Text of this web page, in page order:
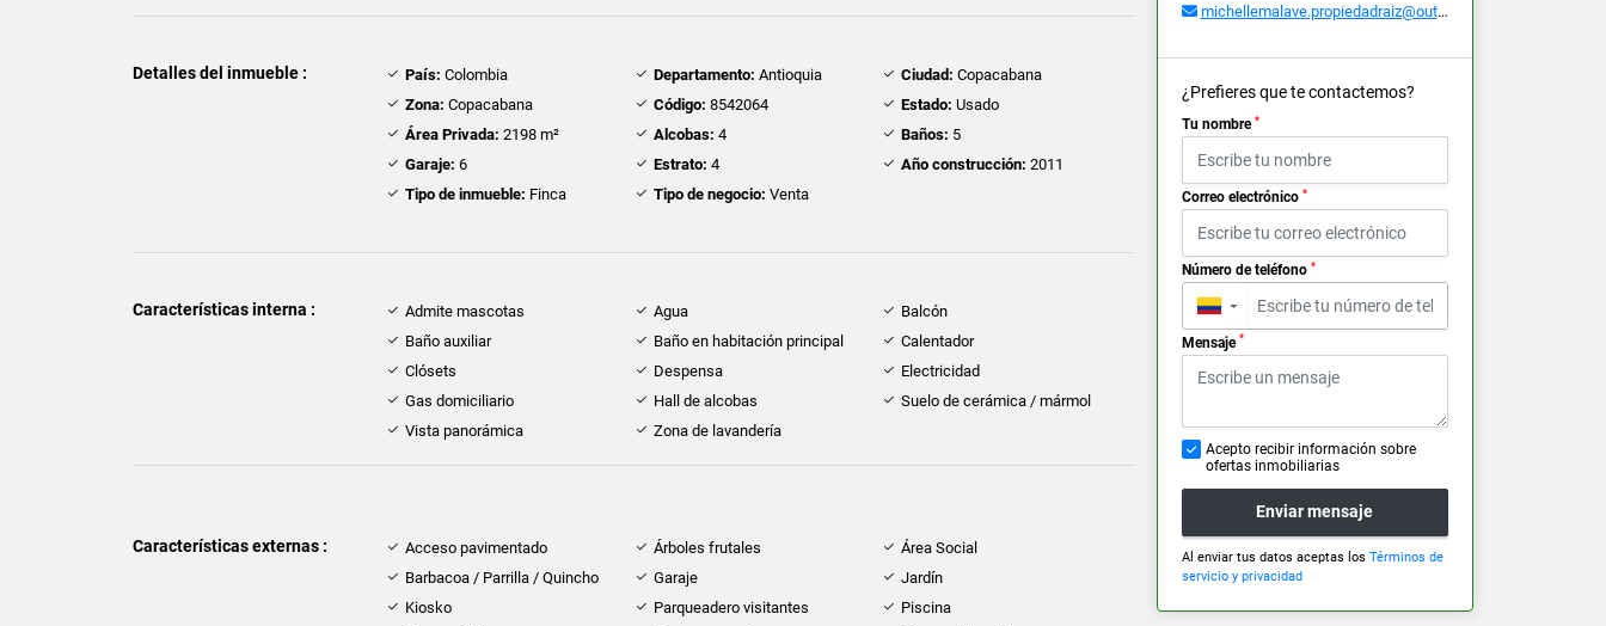
Detalles del inmueble : País: Colombia Departamento: Antioquia Ciudad: Copacabana
Zona: Copacabana Código: 8542064 Estado: Usado
Área Privada: 2198 m² Alcobas: 4 Baños: 5
Garaje: 6 Estrato: 4 Año construcción: 2011
Tipo de inmueble: Finca Tipo de negocio: Venta
Características interna : Admite mascotas Agua
Balcón
Baño auxiliar
Baño en habitación principal
Calentador
Clósets
Despensa
Electricidad
Gas domiciliario
Hall de alcobas
Suelo de cerámica / mármol
Vista panorámica
Zona de lavandería
Características externas : Acceso pavimentado Árboles frutales
Área Social
Barbacoa / Parrilla / Quincho
Garaje
Jardín
Kiosko
Parqueadero visitantes
Piscina
michellemalave.propiedadraiz@outlook.com
¿Prefieres que te contactemos?
Tu nombre *
Correo electrónico *
Número de teléfono *
▼
Mensaje *
Acepto recibir información sobre
ofertas inmobiliarias
Enviar mensaje
Al enviar tus datos aceptas los Términos de
servicio y privacidad